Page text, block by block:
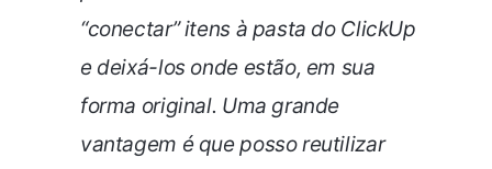
“conectar” itens à pasta do ClickUp
e deixá-los onde estão, em sua
forma original. Uma grande
vantagem é que posso reutilizar